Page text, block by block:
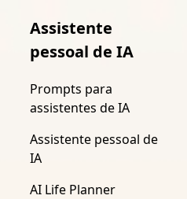
Assistente
pessoal de IA
Prompts para
assistentes de IA
Assistente pessoal de
IA
AI Life Planner